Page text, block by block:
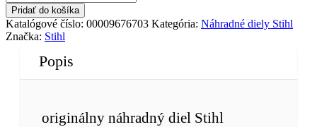
Pridať do košíka
Katalógové číslo: 00009676703 Kategória: Náhradné diely Stihl
Značka: Stihl
Popis
originálny náhradný diel Stihl